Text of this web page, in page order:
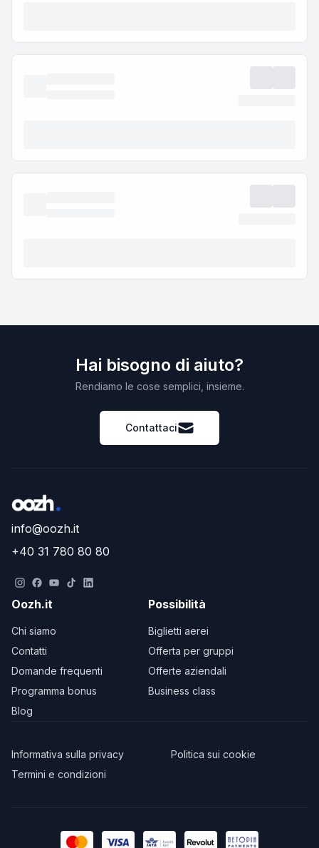
Hai bisogno di aiuto?
Rendiamo le cose semplici, insieme.
Contattaci
info@oozh.it
+40 31 780 80 80
Oozh.it
Chi siamo
Contatti
Domande frequenti
Programma bonus
Blog
Possibilità
Biglietti aerei
Offerta per gruppi
Offerte aziendali
Business class
Informativa sulla privacy
Politica sui cookie
Termini e condizioni